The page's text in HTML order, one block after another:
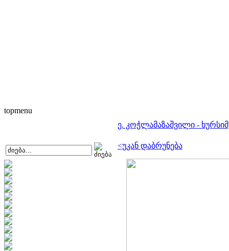
topmenu
ე. კოჭლამაზაშვილი -
<უკან დაბრუნება